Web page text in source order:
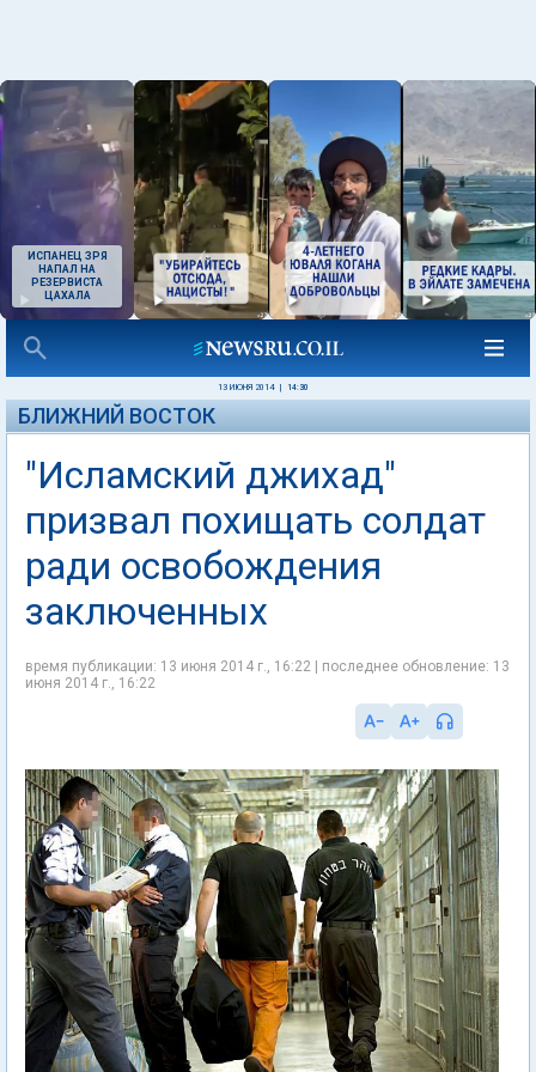
ИСПАНЕЦ ЗРЯ
НАПАЛ НА
РЕЗЕРВИСТА
ЦАХАЛА
13 ИЮНЯ 2014 14:30
БЛИЖНИЙ ВОСТОК
"Исламский джихад"
призвал похищать солдат
ради освобождения
заключенных
время публикации: 13 июня 2014 г., 16:22 | последнее обновление: 13
июня 2014 г., 16:22